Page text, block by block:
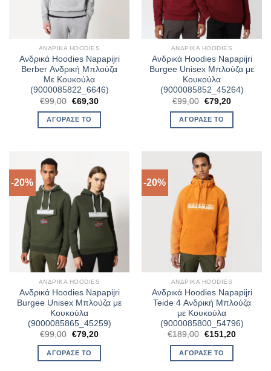
ΑΝΔΡΙΚΆ HOODIES
Ανδρικά Hoodies Napapijri
Berber Ανδρική Μπλούζα
Με Κουκούλα
(9000085822_6646)
€99,00 Original
price
was:
€99,00.
€69,30Η
ΑΓΌΡΑΣΈ ΤΟ
ΑΝΔΡΙΚΆ HOODIES
Ανδρικά Hoodies Napapijri
Burgee Unisex Μπλούζα με
Κουκούλα
(9000085852_45264)
€99,00 Original
price
was:
€99,00.
€79,20Η
ΑΓΌΡΑΣΈ ΤΟ
-20%
ΑΝΔΡΙΚΆ HOODIES
Ανδρικά Hoodies Napapijri
Burgee Unisex Μπλούζα με
Κουκούλα
(9000085865_45259)
€99,00 Original
was:
€99,00.
€79,20Η
ΑΓΌΡΑΣΈ ΤΟ
-20%
ΑΝΔΡΙΚΆ HOODIES
Ανδρικά Hoodies Napapijri
Teide 4 Ανδρική Μπλούζα
με Κουκούλα
(9000085800_54796)
€189,00 Original
was:
€189,00.
€151,20Η
ΑΓΌΡΑΣΈ ΤΟ